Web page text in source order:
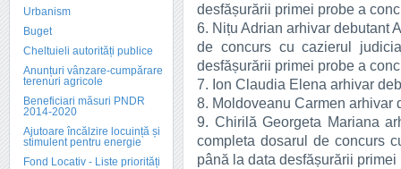
Urbanism
Buget
Cheltuieli autorități publice
Anunțuri vânzare-cumpărare
terenuri agricole
Beneficiari măsuri PNDR
2014-2020
Ajutoare încălzire locuință și
stimulent pentru energie
Fond Locativ - Liste priorități
desfășurării primei probe a
6. Nițu Adrian arhivar debutant
de concurs cu cazierul
desfășurării primei probe a
7. Ion Claudia Elena arhivar
8. Moldoveanu Carmen arhivar
9. Chirilă Georgeta Mariana
completa dosarul de concurs
până la data desfășurării